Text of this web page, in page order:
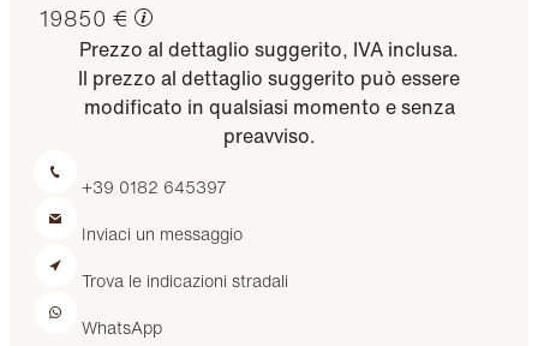
19850 €
Prezzo al dettaglio suggerito, IVA inclusa.
Il prezzo al dettaglio suggerito può essere
modificato in qualsiasi momento e senza
preavviso.
+39 0182 645397
Inviaci un messaggio
Trova le indicazioni stradali
WhatsApp